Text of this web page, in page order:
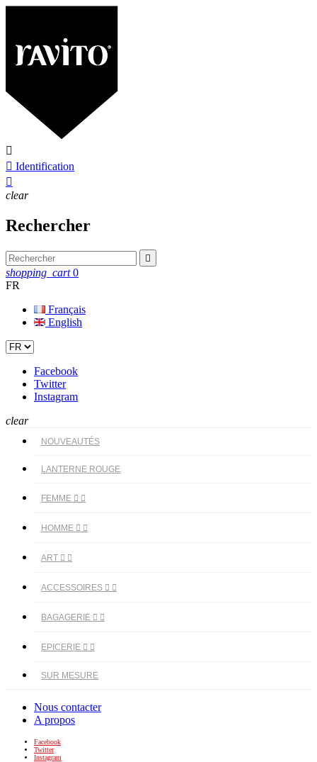

 Identification

clear
Rechercher

shopping_cart 0
FR
Français
English
Facebook
Twitter
Instagram
clear
NOUVEAUTÉS
LANTERNE ROUGE
FEMME  
HOMME  
ART  
ACCESSOIRES  
BAGAGERIE  
EPICERIE  
SUR MESURE
Nous contacter
A propos
Facebook
Twitter
Instagram